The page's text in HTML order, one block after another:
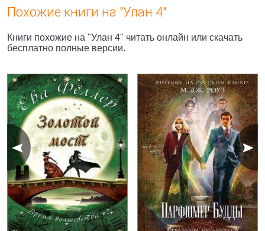
Похожие книги на "Улан 4"
Книги похожие на "Улан 4" читать онлайн или скачать
бесплатно полные версии.